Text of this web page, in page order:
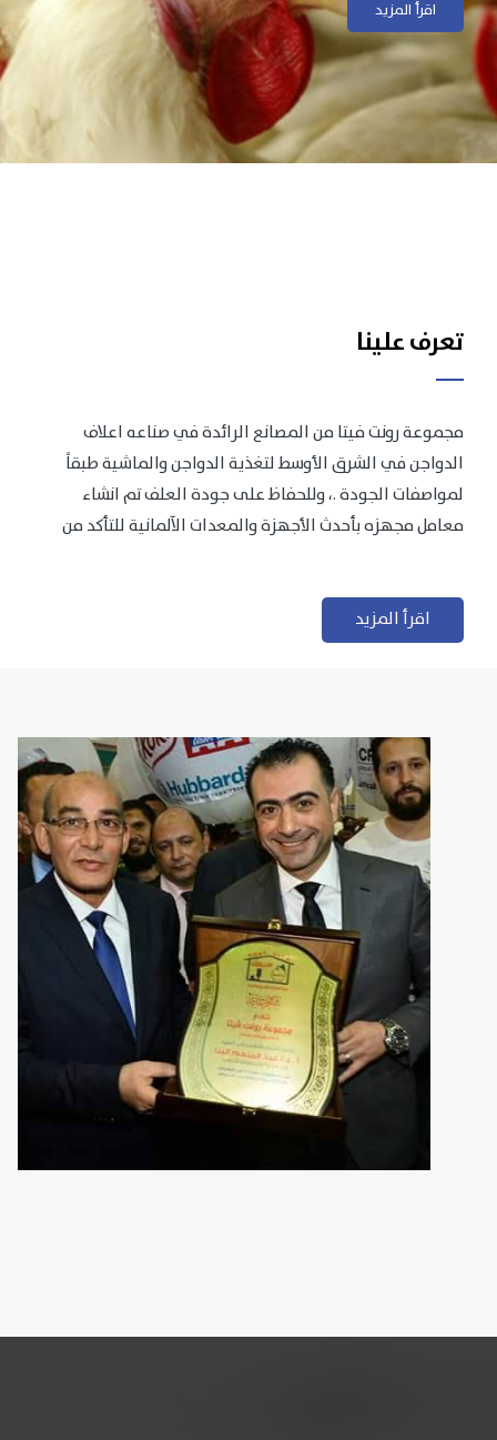
اقرأ المزيداقرأ المزيد
تعرف علينا
مجموعة رونت فيتا من المصانع الرائدة في صناعه اعلاف
الدواجن في الشرق الأوسط لتغذية الدواجن والماشية طبقاً
لمواصفات الجودة .، وللحفاظ على جودة العلف تم انشاء
معامل مجهزه بأحدث الأجهزة والمعدات الآلمانية للتأكد من
اقرأ المزيد